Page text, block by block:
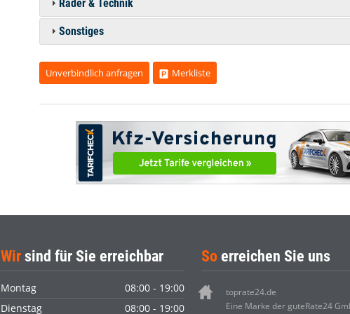
Räder & Technik
Sonstiges
Unverbindlich anfragen Merkliste
Wirsind für Sie erreichbar
Montag
08:00 - 19:00
Dienstag
08:00 - 19:00
So erreichen Sie uns
toprate24.de
Eine Marke der guteRate24